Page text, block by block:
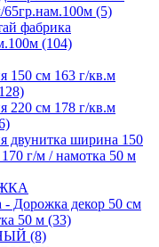
65гр.нам.100м (5)
фабрика
(104)
150 см 163 г/кв.м
220 см 178 г/кв.м
двунитка ширина 150
г/м / намотка 50 м
- Дорожка декор 50 см
50 м (33)
(8)